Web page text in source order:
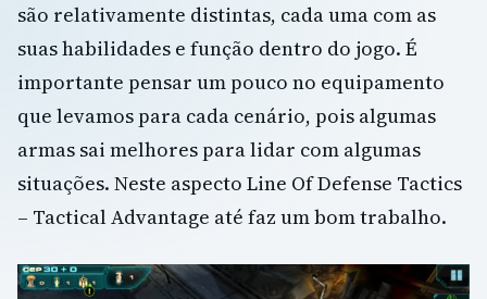
são relativamente distintas, cada uma com as
suas habilidades e função dentro do jogo. É
importante pensar um pouco no equipamento
que levamos para cada cenário, pois algumas
armas sai melhores para lidar com algumas
situações. Neste aspecto Line Of Defense Tactics
– Tactical Advantage até faz um bom trabalho.